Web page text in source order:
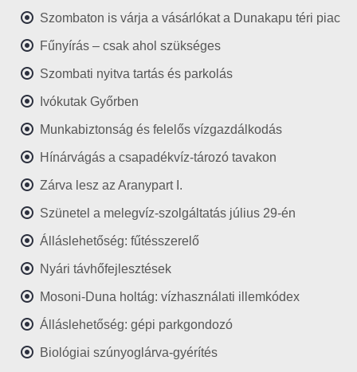
Szombaton is várja a vásárlókat a Dunakapu téri piac
Fűnyírás – csak ahol szükséges
Szombati nyitva tartás és parkolás
Ivókutak Győrben
Munkabiztonság és felelős vízgazdálkodás
Hínárvágás a csapadékvíz-tározó tavakon
Zárva lesz az Aranypart I.
Szünetel a melegvíz-szolgáltatás július 29-én
Álláslehetőség: fűtésszerelő
Nyári távhőfejlesztések
Mosoni-Duna holtág: vízhasználati illemkódex
Álláslehetőség: gépi parkgondozó
Biológiai szúnyoglárva-gyérítés